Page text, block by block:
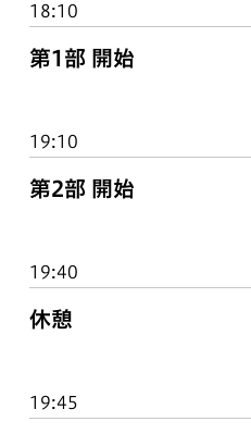
18:10
第1部 開始
19:10
第2部 開始
19:40
休憩
19:45